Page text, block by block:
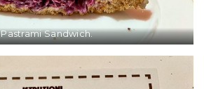
Pastrami Sandwich.